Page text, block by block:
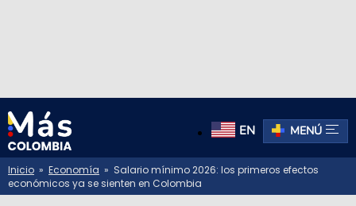
EN MENÚ
Inicio » Economía » Salario mínimo 2026: los primeros efectos
económicos ya se sienten en Colombia